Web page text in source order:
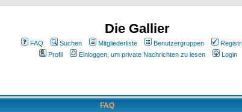
Die Gallier
FAQ Suchen Mitgliederliste Benutzergruppen
Profil
Einloggen, um private Nachrichten zu lesen Login
FAQ